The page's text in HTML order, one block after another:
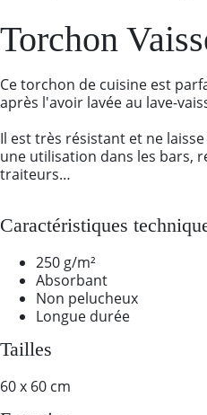
Torchon
Ce torchon de cuisine est
après l'avoir lavée au lave-
Il est très résistant et ne
une utilisation dans les bars,
traiteurs…
Caractéristiques
250 g/m²
Absorbant
Non pelucheux
Longue durée
Tailles
60 x 60 cm